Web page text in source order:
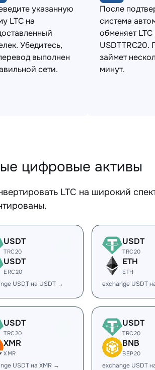
указанную
LTC на
Убедитесь,
выполнен
сети.
После
система
обменяет LTC
USDTTRC20.
займет
минут.
цифровые активы
LTC на широкий
USDT
TRC20
USDT
ERC20
USDT на USDT →
USDT
TRC20
ETH
ETH
exchange USDT
USDT
TRC20
XMR
XMR
USDT на XMR →
USDT
TRC20
BNB
BEP20
exchange USDT